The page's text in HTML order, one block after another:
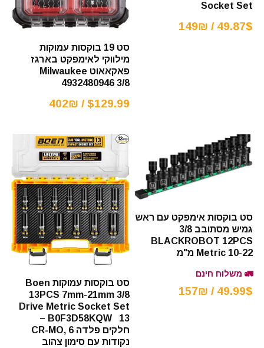
Socket Set
49.87$ / 149₪
סט 19 בוקסות עמוקות
מילווקי לאימפקט בארגז
פאקאאוט Milwaukee
4932480946 3/8
$129.99 / 402₪
סט בוקסות אימפקט עם ראש
גמיש מסתובב 3/8
BLACKROBOT 12PCS
Metric 10-22 מ"מ
🚛 משלוח חינם
49.99$ / 157₪
סט בוקסות עמוקות Boen
13PCS 7mm-21mm 3/8
Drive Metric Socket Set
– B0F3D58KQW 13
חלקים פלדה CR-MO, 6
נקודות עם סימון צהוב